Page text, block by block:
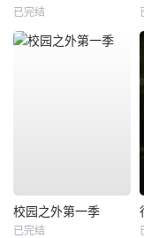
已完结
校园之外第一季
已完结